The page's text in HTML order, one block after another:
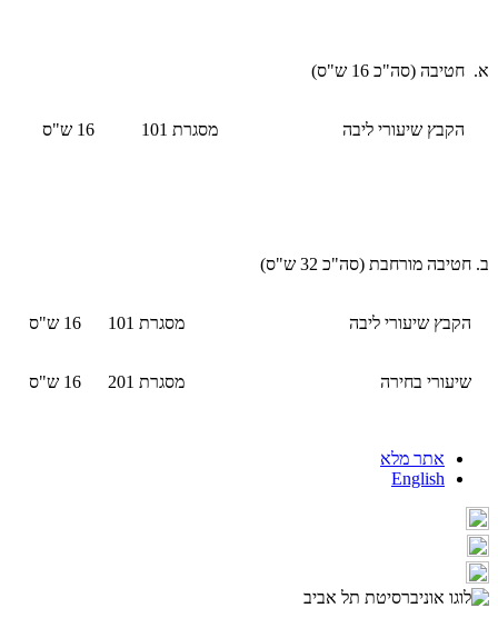
א. חטיבה (סה"כ 16 ש"ס)
הקבץ שיעורי ליבה מסגרת 101 16 ש"ס
ב. חטיבה מורחבת (סה"כ 32 ש"ס)
הקבץ שיעורי ליבה מסגרת 101 16 ש"ס
שיעורי בחירה מסגרת 201 16 ש"ס
אתר מלא
English